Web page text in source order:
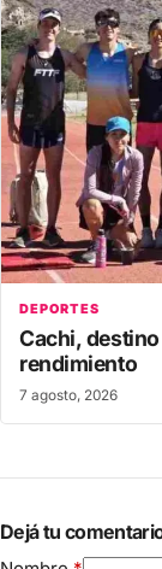
DEPORTES
Cachi,
rendimiento
7 agosto, 2026
Dejá tu